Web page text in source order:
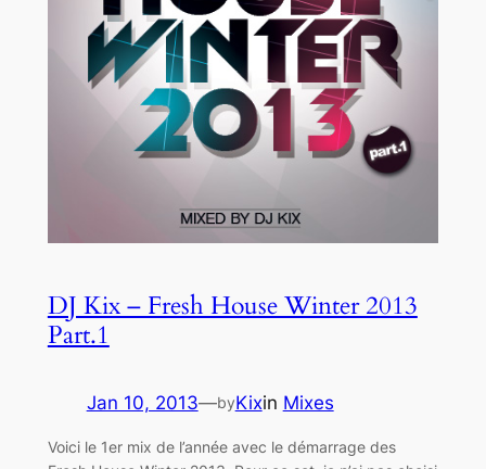
DJ Kix – Fresh House Winter 2013
Part.1
Jan 10, 2013—byKixin Mixes
Voici le 1er mix de l’année avec le démarrage des